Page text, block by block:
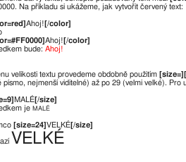
Na příkladu si ukážeme, jak vytvořit červený text:
Ahoj! [/color]
Ahoj! [/color]
bude: Ahoj!
velikosti textu provedeme obdobně použitím
písmo, nejmenší viditelné) až po 29 (velmi velké). Pro
MALÉ[/size]
je MALÉ
[size=24]VELKÉ[/size]
VELKÉ